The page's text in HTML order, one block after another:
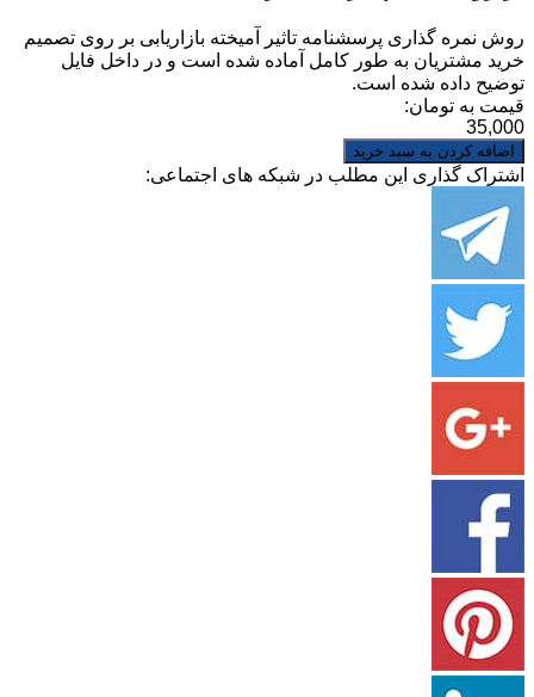
روش نمره گذاری پرسشنامه تاثیر آمیخته بازاریابی بر روی تصمیم
خرید مشتریان به طور کامل آماده شده است و در داخل فایل
توضیح داده شده است.
قیمت به تومان:
35,000
اشتراک گذاری این مطلب در شبکه های اجتماعی: